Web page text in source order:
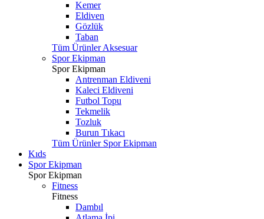
Kemer
Eldiven
Gözlük
Taban
Tüm Ürünler Aksesuar
Spor Ekipman
Spor Ekipman
Antrenman Eldiveni
Kaleci Eldiveni
Futbol Topu
Tekmelik
Tozluk
Burun Tıkacı
Tüm Ürünler Spor Ekipman
Kıds
Spor Ekipman
Spor Ekipman
Fitness
Fitness
Dambıl